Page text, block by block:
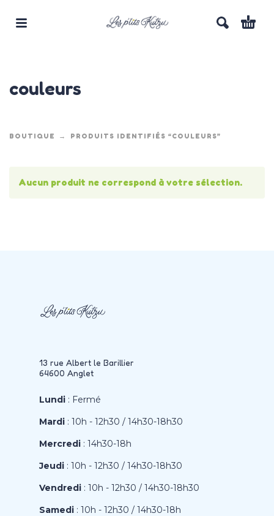
couleurs
BOUTIQUE PRODUITS IDENTIFIÉS “COULEURS”
Aucun produit ne correspond à votre sélection.
13 rue Albert le Barillier
64600 Anglet
Lundi : Fermé
Mardi : 10h - 12h30 / 14h30-18h30
Mercredi : 14h30-18h
Jeudi : 10h - 12h30 / 14h30-18h30
Vendredi : 10h - 12h30 / 14h30-18h30
Samedi : 10h - 12h30 / 14h30-18h